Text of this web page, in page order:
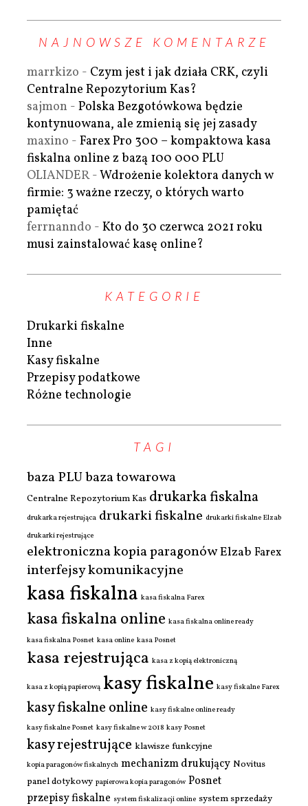
NAJNOWSZE KOMENTARZE
marrkizo - Czym jest i jak działa CRK, czyli
Centralne Repozytorium Kas?
sajmon - Polska Bezgotówkowa będzie
kontynuowana, ale zmienią się jej zasady
maxino - Farex Pro 300 – kompaktowa kasa
fiskalna online z bazą 100 000 PLU
OLIANDER-Wdrożenie kolektora danych w
firmie: 3 ważne rzeczy, o których warto
pamiętać
ferrnanndo - Kto do 30 czerwca 2021 roku
musi zainstalować kasę online?
KATEGORIE
Drukarki fiskalne
Inne
Kasy fiskalne
Przepisy podatkowe
Różne technologie
TAGI
baza PLUbaza towarowa
Centralne Repozytorium Kas drukarka fiskalna
drukarka rejestrująca drukarki fiskalne drukarki fiskalne Elzab
drukarki rejestrujące
elektroniczna kopia paragonówElzab Farex
interfejsy komunikacyjne
kasa fiskalna kasa fiskalna Farex
kasa fiskalna online kasa fiskalna online ready
kasa fiskalna Posnet kasa online kasa Posnet
kasa rejestrująca kasa z kopią elektroniczną
kasa z kopią papierową kasy fiskalne kasy fiskalne Farex
kasy fiskalne online kasy fiskalne online ready
kasy fiskalne Posnet kasy fiskalne w 2018 kasy Posnet
kasy rejestrujące klawisze funkcyjne
kopia paragonów fiskalnych mechanizm drukujący Novitus
panel dotykowy papierowa kopia paragonów Posnet
przepisy fiskalne system fiskalizacji online system sprzedaży